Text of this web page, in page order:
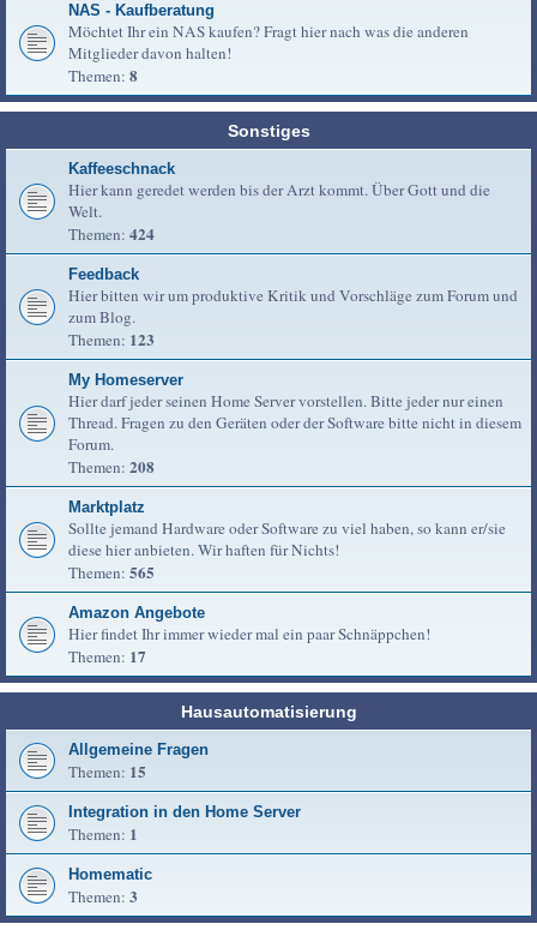
NAS - Kaufberatung
Möchtet Ihr ein NAS kaufen? Fragt hier nach was die anderen
Mitglieder davon halten!
Themen: 8
Sonstiges
Kaffeeschnack
Hier kann geredet werden bis der Arzt kommt. Über Gott und die
Welt.
Themen: 424
Feedback
Hier bitten wir um produktive Kritik und Vorschläge zum Forum und
zum Blog.
Themen: 123
My Homeserver
Hier darf jeder seinen Home Server vorstellen. Bitte jeder nur einen
Thread. Fragen zu den Geräten oder der Software bitte nicht in diesem
Forum.
Themen: 208
Marktplatz
Sollte jemand Hardware oder Software zu viel haben, so kann er/sie
diese hier anbieten. Wir haften für Nichts!
Themen: 565
Amazon Angebote
Hier findet Ihr immer wieder mal ein paar Schnäppchen!
Themen: 17
Hausautomatisierung
Allgemeine Fragen
Themen: 15
Integration in den Home Server
Themen: 1
Homematic
Themen: 3